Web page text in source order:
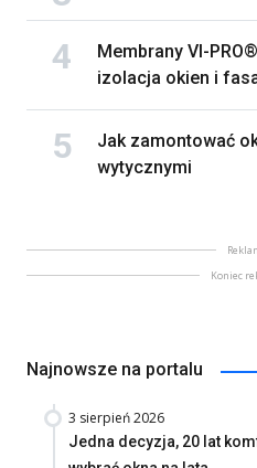
Membrany VI-
izolacja okien i
Jak zamontować
wytycznymi
Koniec
Najnowsze na portalu
3 sierpień 2026
Jedna decyzja, 20 lat